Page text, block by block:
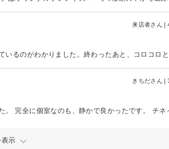
来店者さん |
きちださん |
示